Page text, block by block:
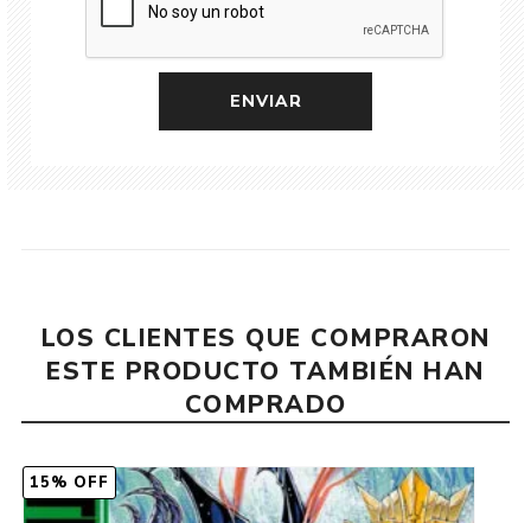
LOS CLIENTES QUE COMPRARON
ESTE PRODUCTO TAMBIÉN HAN
COMPRADO
15% OFF